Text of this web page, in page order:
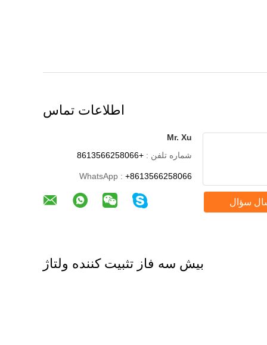
اطلاعات تماس
Mr. Xu
شماره تلفن : +8613566258066
WhatsApp : +8613566258066
سؤال
بیش سه فاز تثبیت کننده ولتاژ